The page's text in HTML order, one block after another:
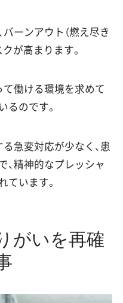
ーンアウト（燃え尽き
が高まります。
て働ける環境を求めて
るのです。
急変対応が少なく、患
、精神的なプレッシャ
ています。
がいを再確